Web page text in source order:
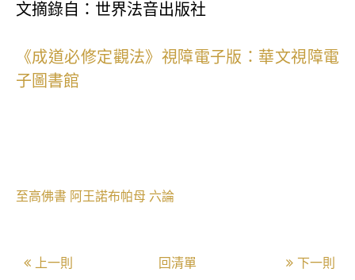
文摘錄自：世界法音出版社
《成道必修定觀法》視障電子版：華文視障電
子圖書館
至高佛書 阿王諾布帕母 六論
上一則 回清單 下一則